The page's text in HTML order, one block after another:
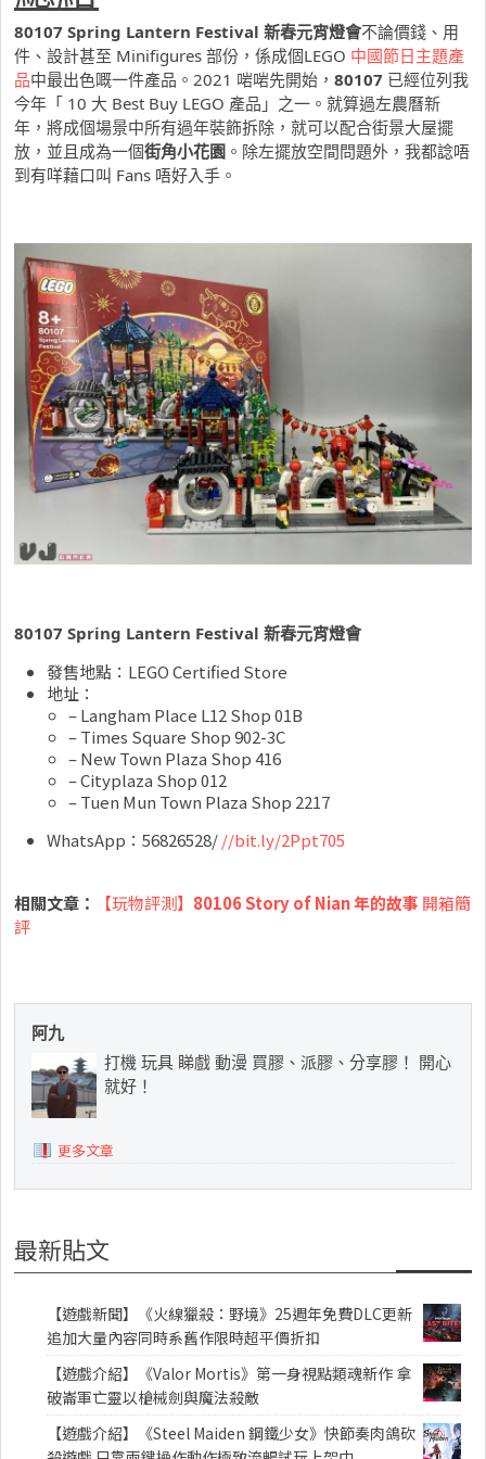
80107 Spring Lantern Festival 新春元宵燈會不論價錢、用
件、設計甚至 Minifigures 部份，係成個LEGO 中國節日主題產
品中最出色嘅一件產品。2021 啱啱先開始， 80107 已經位列我
今年「 10 大 Best Buy LEGO 產品」之一。就算過左農曆新
年，將成個場景中所有過年裝飾拆除，就可以配合街景大屋擺
放，並且成為一個街角小花園 。除左擺放空間問題外，我都諗唔
到有咩藉口叫 Fans 唔好入手。
80107 Spring Lantern Festival 新春元宵燈會
發售地點：LEGO Certified Store
地址：
– Langham Place L12 Shop 01B
– Times Square Shop 902-3C
– New Town Plaza Shop 416
– Cityplaza Shop 012
– Tuen Mun Town Plaza Shop 2217
WhatsApp：56826528///bit.ly/2Ppt705
相關文章： 【玩物評測】 80106 Story of Nian 年的故事 開箱簡
評
阿九
打機 玩具 睇戲 動漫 買膠、派膠、分享膠！ 開心
就好！
更多文章
最新貼文
【遊戲新聞】《火線獵殺：野境》25週年免費DLC更新
追加大量內容同時系舊作限時超平價折扣
【遊戲介紹】《Valor Mortis》第一身視點類魂新作 拿
破崙軍亡靈以槍械劍與魔法殺敵
【遊戲介紹】《Steel Maiden 鋼鐵少女》快節奏肉鴿砍